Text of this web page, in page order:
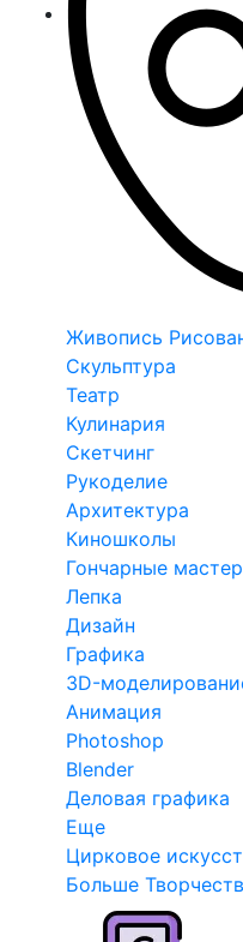
Живопись
Скульптура
Театр
Кулинария
Скетчинг
Рукоделие
Архитектура
Киношколы
Гончарные
Лепка
Дизайн
Графика
3D-
Анимация
Photoshop
Blender
Деловая графика
Еще
Цирковое
Больше